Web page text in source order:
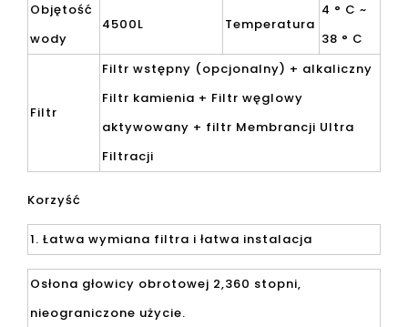
Objętość
wody
4500L Temperatura
4 ° C ~
38 ° C
Filtr
Filtr wstępny (opcjonalny) + alkaliczny
Filtr kamienia + Filtr węglowy
aktywowany + filtr Membrancji Ultra
Filtracji
Korzyść
1. Łatwa wymiana filtra i łatwa instalacja
Osłona głowicy obrotowej 2,360 stopni,
nieograniczone użycie.